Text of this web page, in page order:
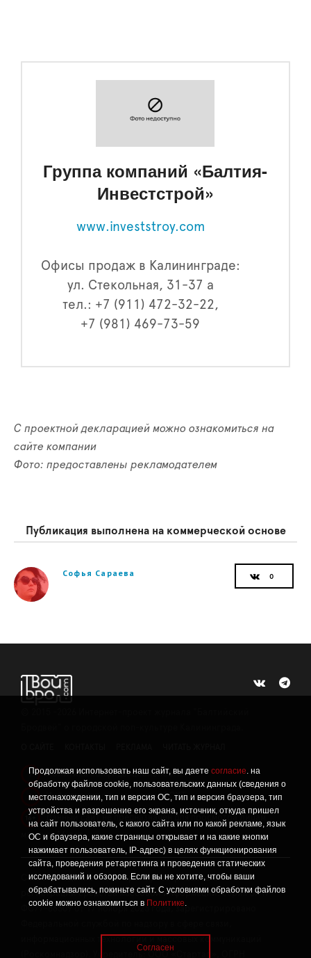
Продолжая использовать наш сайт, вы даете согласие. на
обработку файлов cookie, пользовательских данных (сведения о
местонахождении, тип и версия ОС, тип и версия браузера, тип
устройства и разрешение его экрана, источник, откуда пришел
на сайт пользователь, с какого сайта или по какой рекламе, язык
ОС и браузера, какие страницы открывает и на какие кнопки
нажимает пользователь, IP-адрес) в целях функционирования
сайта, проведения ретаргетинга и проведения статических
исследований и обзоров. Если вы не хотите, чтобы ваши
обрабатывались, покиньте сайт. С условиями обработки файлов
cookie можно ознакомиться в Политике.
Согласен
Группа компаний «Балтия-
Инвестстрой»
www.investstroy.com
Офисы продаж в Калининграде:
ул. Стекольная, 31-37 а
тел.: +7 (911) 472-32-22,
+7 (981) 469-73-59
С проектной декларацией можно ознакомиться на
сайте компании
Фото: предоставлены рекламодателем
Публикация выполнена на коммерческой основе
Софья Сараева
! Политика конфиденциальности
! Информация о проведении СОУТ
Данный сайт не предназначен для просмотра лицам
младше 16 лет.
Сетевое издание «Твой Бро», реестровая запись о
регистрации средства массовой информации: серия Эл №
ФС77-86309 от 17 ноября 2023 года, зарегистрировано